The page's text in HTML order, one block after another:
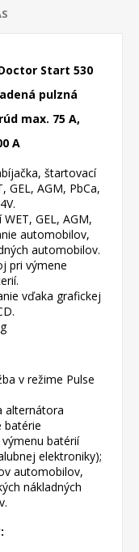
Start 530
pulzná
max. 75 A,
A
štartovací
GEL, AGM, PbCa,
GEL, AGM,
automobilov,
automobilov.
pri výmene
vďaka grafickej
v režime Pulse
alternátora
batérie
batérií
elektroniky);
automobilov,
nákladných